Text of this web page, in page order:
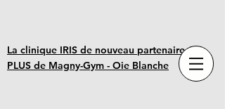
La clinique IRIS de nouveau partenaire OR
PLUS de Magny-Gym - Oie Blanche